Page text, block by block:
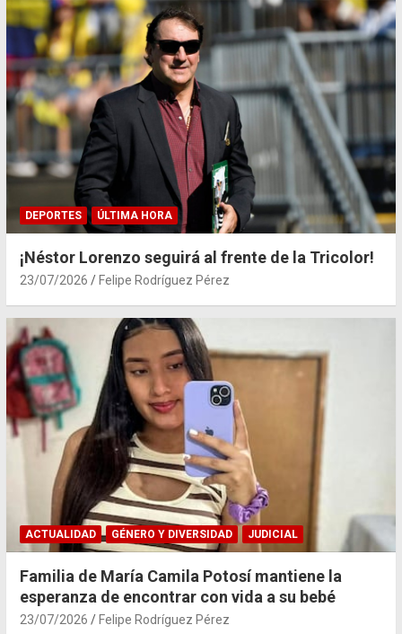
DEPORTES ÚLTIMA HORA
¡Néstor Lorenzo seguirá al frente de la Tricolor!
23/07/2026 Felipe Rodríguez Pérez
ACTUALIDAD GÉNERO Y DIVERSIDAD JUDICIAL
Familia de María Camila Potosí mantiene la
esperanza de encontrar con vida a su bebé
23/07/2026 Felipe Rodríguez Pérez